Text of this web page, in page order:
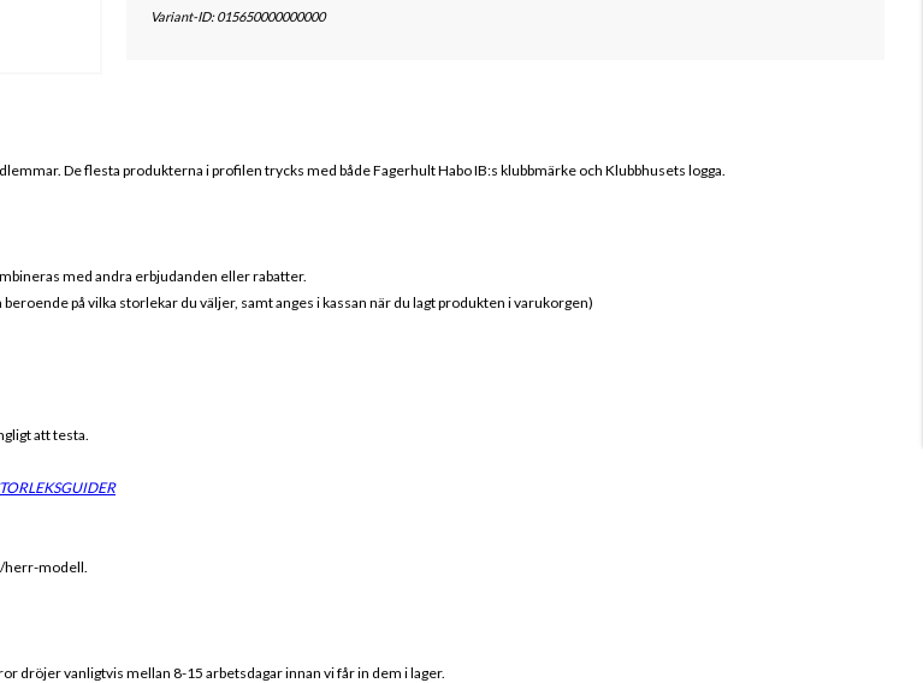
Variant-ID: 015650000000000
De flesta produkterna i profilen trycks med bådeFagerhult Habo IB:s klubbmärke och Klubbhusets logga.
med andra erbjudanden eller rabatter.
på vilka storlekar du väljer, samt anges i kassan när du lagt produkten i varukorgen)
att testa.
herr-modell.
dröjer vanligtvis mellan 8-15 arbetsdagar innan vi får in dem i lager.